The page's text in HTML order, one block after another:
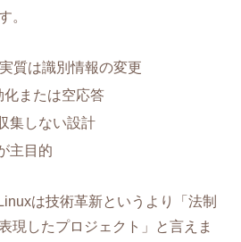
。
質は識別情報の変更
または空応答
集しない設計
主目的
は技術革新というより「法制
現したプロジェクト」と言えま